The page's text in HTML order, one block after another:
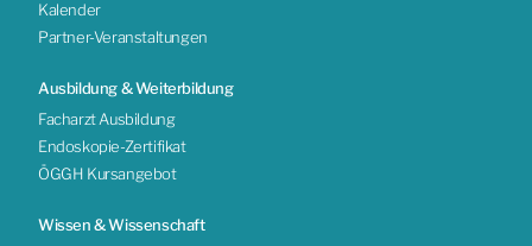
Kalender
Partner-Veranstaltungen
Ausbildung & Weiterbildung
Facharzt Ausbildung
Endoskopie-Zertifikat
ÖGGH Kursangebot
Wissen & Wissenschaft